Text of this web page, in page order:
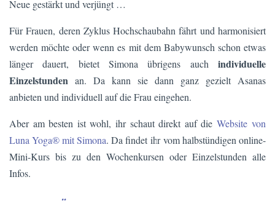
Neue gestärkt und verjüngt …
Für Frauen, deren Zyklus Hochschaubahn fährt und harmonisiert
werden möchte oder wenn es mit dem Babywunsch schon etwas
länger dauert, bietet Simona übrigens auch individuelle
Einzelstunden an. Da kann sie dann ganz gezielt Asanas
anbieten und individuell auf die Frau eingehen.
Aber am besten ist wohl, ihr schaut direkt auf die Website von
Luna Yoga® mit Simona. Da findet ihr vom halbstündigen online-
Mini-Kurs bis zu den Wochenkursen oder Einzelstunden alle
Infos.